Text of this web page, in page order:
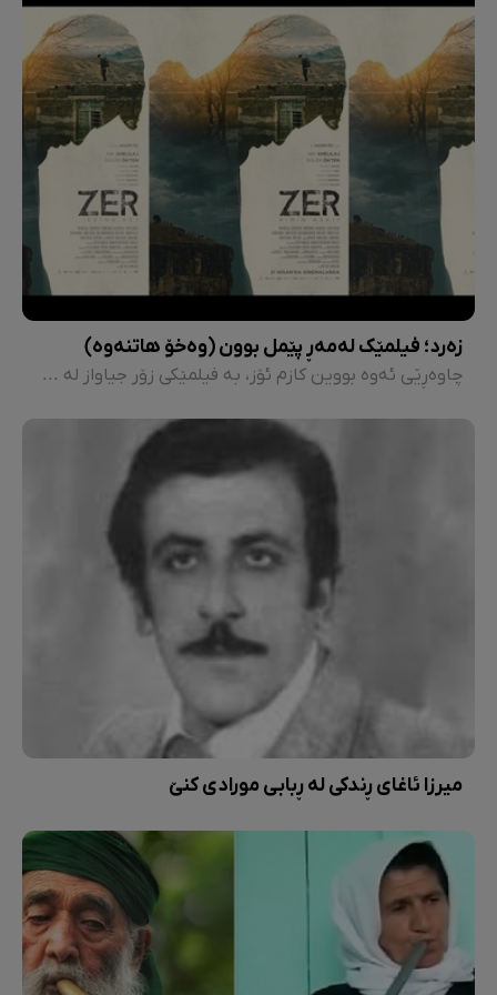
زەرد؛ فیلمێک لەمەڕ پێمل بوون (وەخۆ هاتنەوە)
چاوەڕێی ئەوە بووین کازم ئۆز، بە فیلمێکی زۆر جیاواز لە فیلمەکانی تری، بە ڕیتم، چیرۆک و سیناریۆیەکی جیاواز، دەربکەوێت. بەڵام بەداخەوە ئەمە ڕووی نەدا.
میرزا ئاغای ڕندکی لە ڕبابی مورادی کنێ